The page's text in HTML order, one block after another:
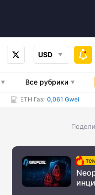
USD
Все рубрики
ETH Газ: 0,061 Gwei